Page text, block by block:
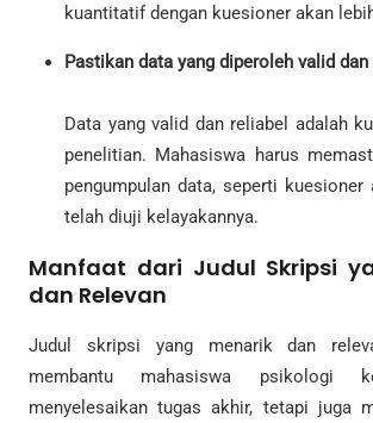
kuantitatif dengan kuesioner akan
Pastikan data yang diperoleh valid dan
Data yang valid dan reliabel adalah
penelitian. Mahasiswa harus
pengumpulan data, seperti kuesioner
telah diuji kelayakannya.
Manfaat dari Judul Skripsi
dan Relevan
Judul skripsi yang menarik dan
membantu mahasiswa psikologi
menyelesaikan tugas akhir, tetapi juga